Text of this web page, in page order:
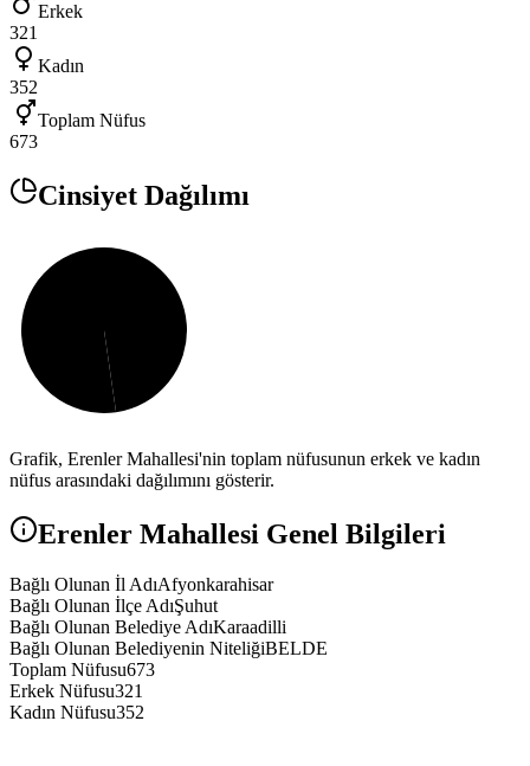
Erkek
321
Kadın
352
Toplam Nüfus
673
Cinsiyet Dağılımı
Grafik, ErenlerMahallesi'nin toplam nüfusunun erkek ve kadın
nüfus arasındaki dağılımını gösterir.
Erenler Mahallesi Genel Bilgileri
Bağlı Olunan İl AdıAfyonkarahisar
Bağlı Olunan İlçe AdıŞuhut
Bağlı Olunan Belediye AdıKaraadilli
Bağlı Olunan Belediyenin NiteliğiBELDE
Toplam Nüfusu673
Erkek Nüfusu321
Kadın Nüfusu352